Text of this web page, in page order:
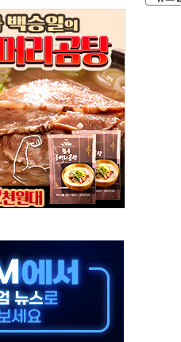
송영길 11.63%
송영길 7.47%
져
손본다
내야"
조